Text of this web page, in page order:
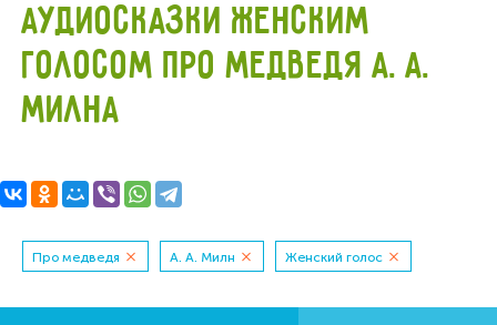
АУДИОСКАЗКИ ЖЕНСКИМ
ГОЛОСОМ ПРО МЕДВЕДЯ А. А.
МИЛНА
Про медведя А. А. Милн Женский голос